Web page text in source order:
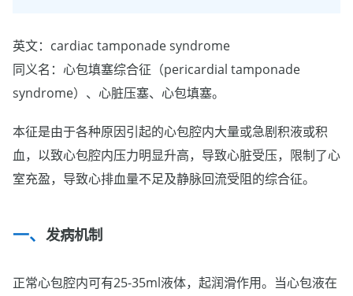
英文：cardiac tamponade syndrome
同义名：心包填塞综合征（pericardial tamponade
syndrome）、心脏压塞、心包填塞。
本征是由于各种原因引起的心包腔内大量或急剧积液或积
血，以致心包腔内压力明显升高，导致心脏受压，限制了心
室充盈，导致心排血量不足及静脉回流受阻的综合征。
发病机制
正常心包腔内可有25-35ml液体，起润滑作用。当心包液在